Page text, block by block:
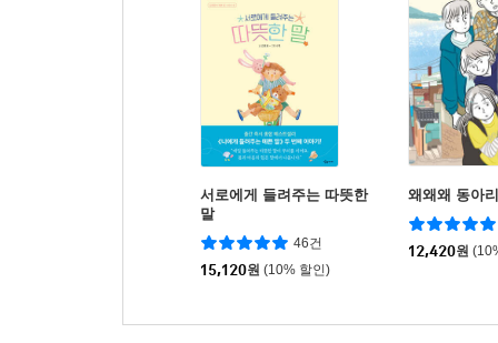
서로에게 들려주는 따뜻한
말
46건
15,120원 (10% 할인)
왜왜왜 동아리
12,420원